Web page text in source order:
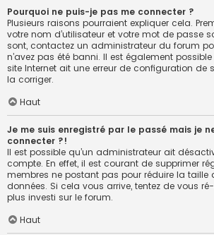
Pourquoi ne puis-je pas me connecter ?
Plusieurs raisons pourraient expliquer cela.
votre nom d’utilisateur et votre mot de passe
sont, contactez un administrateur du forum
n’avez pas été banni. Il est également
site Internet ait une erreur de configuration de
la corriger.
Haut
Je me suis enregistré par le passé mais je
connecter ?!
Il est possible qu’un administrateur ait
compte. En effet, il est courant de supprimer
membres ne postant pas pour réduire la taille
données. Si cela vous arrive, tentez de vous
plus investi sur le forum.
Haut